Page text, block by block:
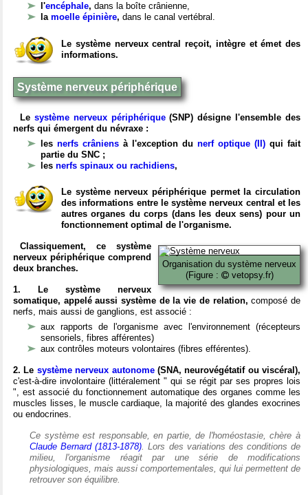
l'encéphale, dans la boîte crânienne,
la moelle épinière, dans le canal vertébral.
Le système nerveux central reçoit, intègre et émet des
informations.
Système nerveux périphérique
Le système nerveux périphérique(SNP) désigne l'ensemble des
nerfs qui émergent du névraxe :
les nerfs crâniens à l'exception du nerf optique (II) qui fait
partie du SNC ;
les nerfs spinaux ou rachidiens,
Le système nerveux périphérique permet la circulation
des informations entre le système nerveux central et les
autres organes du corps (dans les deux sens) pour un
fonctionnement optimal de l'organisme.
Organisation du système nerveux
(Figure :
vetopsy.fr)
Classiquement, ce système
nerveux périphérique comprend
deux branches.
1. Le système nerveux
somatique, appelé aussi système de la vie de relation, composé de
nerfs, mais aussi de ganglions, est associé :
aux rapports de l'organisme avec l'environnement (récepteurs
sensoriels, fibres afférentes)
aux contrôles moteurs volontaires (fibres efférentes).
2. Le système nerveux autonome(SNA, neurovégétatif ou viscéral),
c'est-à-dire involontaire (littéralement " qui se régit par ses propres lois
", est associé du fonctionnement automatique des organes comme les
muscles lisses, le muscle cardiaque, la majorité des glandes exocrines
ou endocrines.
Ce système est responsable, en partie, de l'homéostasie, chère à
Claude Bernard (1813-1878). Lors des variations des conditions de
milieu, l'organisme réagit par une série de modifications
physiologiques, mais aussi comportementales, qui lui permettent de
retrouver son équilibre.